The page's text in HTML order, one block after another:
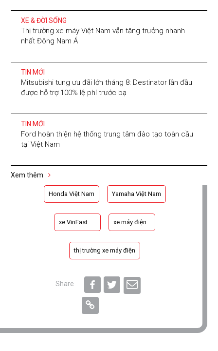
XE & ĐỜI SỐNG
Thị trường xe máy Việt Nam vẫn tăng trưởng nhanh
nhất Đông Nam Á
TIN MỚI
Mitsubishi tung ưu đãi lớn tháng 8: Destinator lần đầu
được hỗ trợ 100% lệ phí trước bạ
TIN MỚI
Ford hoàn thiện hệ thống trung tâm đào tạo toàn cầu
tại Việt Nam
Xem thêm
Honda Việt Nam Yamaha Việt Nam
xe VinFast xe máy điện
thị trường xe máy điện
Share